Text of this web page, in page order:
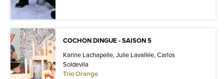
COCHON DINGUE - SAISON 5
Karine Lachapelle, Julie Lavallée, Carlos
Soldevila
Trio Orange